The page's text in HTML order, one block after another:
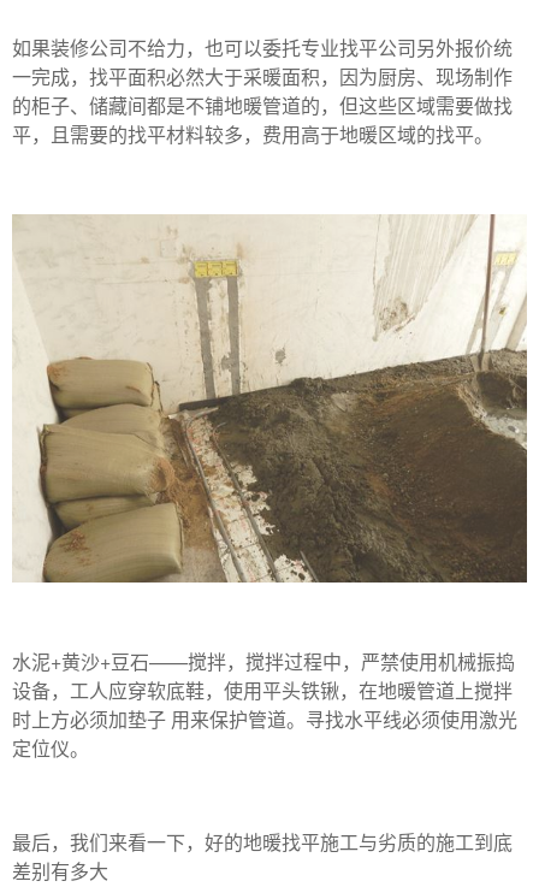
如果装修公司不给力，也可以委托专业找平公司另外报价统
一完成，找平面积必然大于采暖面积，因为厨房、现场制作
的柜子、储藏间都是不铺地暖管道的，但这些区域需要做找
平，且需要的找平材料较多，费用高于地暖区域的找平。
水泥+黄沙+豆石——搅拌，搅拌过程中，严禁使用机械振捣
设备，工人应穿软底鞋，使用平头铁锹，在地暖管道上搅拌
时上方必须加垫子 用来保护管道。寻找水平线必须使用激光
定位仪。
最后，我们来看一下，好的地暖找平施工与劣质的施工到底
差别有多大